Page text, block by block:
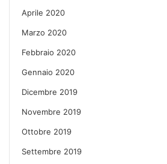
Aprile 2020
Marzo 2020
Febbraio 2020
Gennaio 2020
Dicembre 2019
Novembre 2019
Ottobre 2019
Settembre 2019